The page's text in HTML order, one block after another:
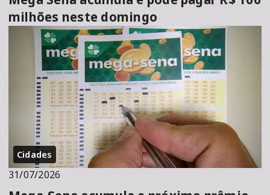
milhões neste domingo
Cidades
31/07/2026